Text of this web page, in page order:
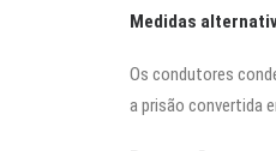
Medidas
Os condutores
a prisão convertida